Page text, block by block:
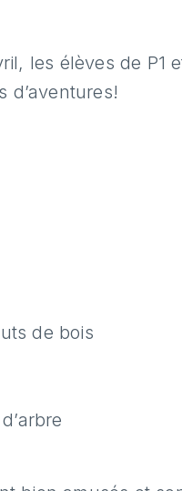
les élèves de P1
d’aventures!
de bois